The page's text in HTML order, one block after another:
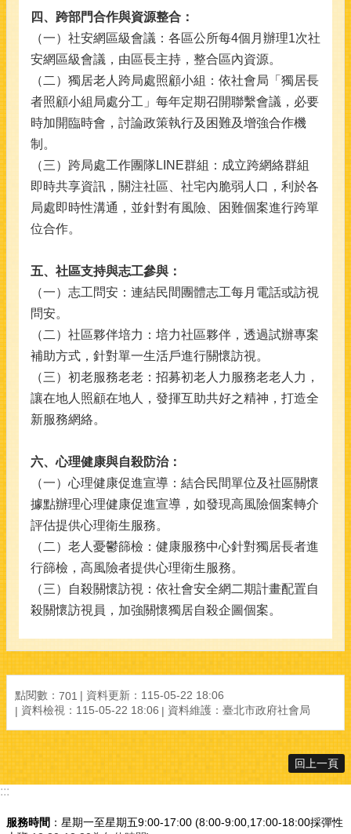
四、跨部門合作與資源整合：
（一）社安網區級會議：各區公所每4個月辦理1次社
安網區級會議，由區長主持，整合區內資源。
（二）獨居老人跨局處照顧小組：依社會局「獨居長
者照顧小組局處分工」每年定期召開聯繫會議，必要
時加開臨時會，討論政策執行及困難及增強合作機
制。
（三）跨局處工作團隊LINE群組：成立跨網絡群組
即時共享資訊，關注社區、社宅內脆弱人口，利於各
局處即時性溝通，並針對有風險、困難個案進行跨單
位合作。
五、社區支持與志工參與：
（一）志工問安：連結民間團體志工每月電話或訪視
問安。
（二）社區夥伴培力：培力社區夥伴，透過試辦專案
補助方式，針對單一生活戶進行關懷訪視。
（三）初老服務老老：招募初老人力服務老老人力，
讓在地人照顧在地人，發揮互助共好之精神，打造全
新服務網絡。
六、心理健康與自殺防治：
（一）心理健康促進宣導：結合民間單位及社區關懷
據點辦理心理健康促進宣導，如發現高風險個案轉介
評估提供心理衛生服務。
（二）老人憂鬱篩檢：健康服務中心針對獨居長者進
行篩檢，高風險者提供心理衛生服務。
（三）自殺關懷訪視：依社會安全網二期計畫配置自
殺關懷訪視員，加強關懷獨居自殺企圖個案。
點閱數： 701
資料更新：115-05-22 18:06
資料檢視：115-05-22 18:06
資料維護：臺北市政府社會局
回上一頁
:::
服務時間 ：星期一至星期五9:00-17:00 (8:00-9:00,17:00-18:00採彈性